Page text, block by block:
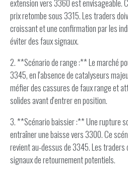
extension vers 3360 est envisageable.
prix retombe sous 3315. Les traders
croissant et une confirmation par les
éviter des faux signaux.
2. **Scénario de range :** Le marché
3345, en l'absence de catalyseurs
méfier des cassures de faux range et
solides avant d'entrer en position.
3. **Scénario baissier :** Une rupture
entraîner une baisse vers 3300. Ce
revient au-dessus de 3345. Les
signaux de retournement potentiels.